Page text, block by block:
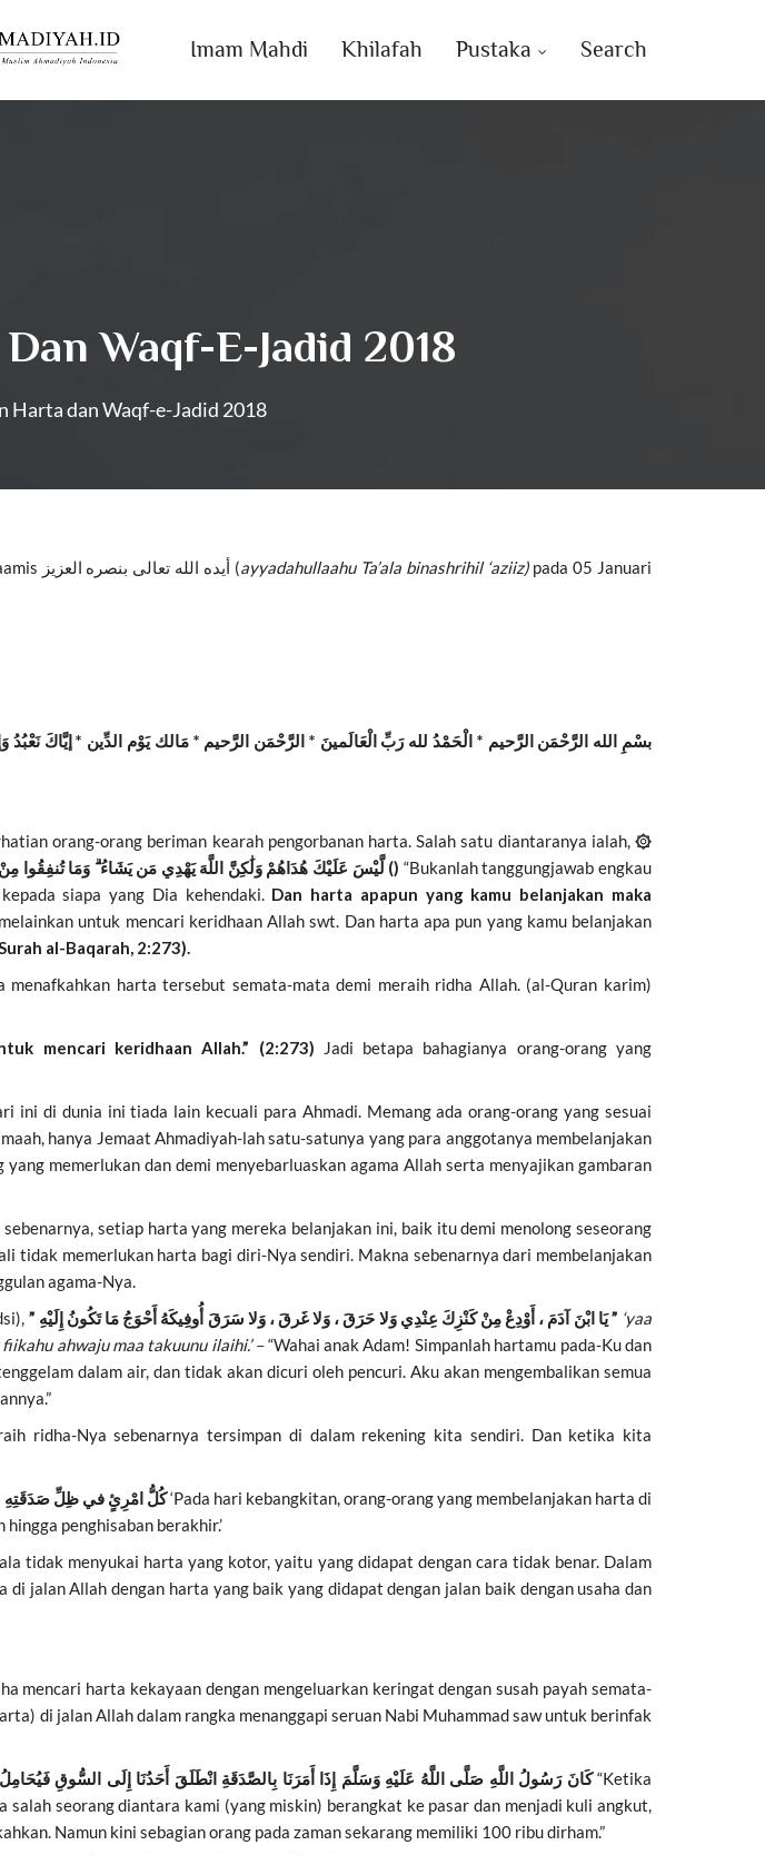
Imam Mahdi Khilafah Pustaka Search
Waqf-E-Jadid 2018
Harta dan Waqf-e-Jadid 2018
Sayyidina Amirul Mu’minin, Hadhrat Mirza Masroor Ahmad, Khalifatul Masih al-Khaamis أيده الله تعالى بنصره العزيز (ayyadahullaahu Ta’ala binashrihil ‘aziiz) pada 05 Januari
orang-orang beriman kearah pengorbanan harta. Salah satu diantaranya ialah, ۞
لَّيْسَ عَلَيْكَ هُدَاهُمْ وَلَٰكِنَّ اللَّهَ يَهْدِي مَن يَشَاءُ ۗ وَمَا تُنفِقُوا مِنْ خَيْرٍ فَلِأَنفُسِكُمْ ۚ وَمَا تُنفِقُونَ إِلَّا ابْتِغَاءَ وَجْهِ اللَّهِ ۚ وَمَا تُنفِقُوا مِنْ خَيْرٍ يُوَفَّ إِلَيْكُمْ وَأَنتُمْ لَا تُظْلَمُونَ () “Bukanlah tanggungjawab engkau
siapa yang Dia kehendaki. Dan harta apapun yang kamu belanjakan maka
untuk mencari keridhaan Allah swt. Dan harta apa pun yang kamu belanjakan
al-Baqarah, 2:273).
harta tersebut semata-mata demi meraih ridha Allah. (al-Quran karim)
mencari keridhaan Allah.” (2:273)
Jadi betapa bahagianya orang-orang yang
ini di dunia ini tiada lain kecuali para Ahmadi. Memang ada orang-orang yang sesuai
hanya Jemaat Ahmadiyah-lah satu-satunya yang para anggotanya membelanjakan
memerlukan dan demi menyebarluaskan agama Allah serta menyajikan gambaran
setiap harta yang mereka belanjakan ini, baik itu demi menolong seseorang
tidak memerlukan harta bagi diri-Nya sendiri. Makna sebenarnya dari membelanjakan
agama-Nya.
” يَا ابْنَ آدَمَ ، أَوْدِعْ مِنْ كَنْزِكَ عِنْدِي وَلا حَرَقَ ، وَلا غَرقَ ، وَلا سَرَقَ أُوفِيكَهُ أَحْوَجُ مَا تَكُونُ إِلَيْهِ ” ‘yaa
ahwaju maa takuunu ilaihi.’ –“Wahai anak Adam! Simpanlah hartamu pada-Ku dan
dalam air, dan tidak akan dicuri oleh pencuri. Aku akan mengembalikan semua
ridha-Nya sebenarnya tersimpan di dalam rekening kita sendiri. Dan ketika kita
كُلُّ امْرِئٍ في ظِلِّ صَدَقَتِهِ حَتَّى يُفْصَلَ بَيْنَ النَّاسِ‘Pada hari kebangkitan, orang-orang yang membelanjakan harta di
penghisaban berakhir.’
tidak menyukai harta yang kotor, yaitu yang didapat dengan cara tidak benar. Dalam
jalan Allah dengan harta yang baik yang didapat dengan jalan baik dengan usaha dan
mencari harta kekayaan dengan mengeluarkan keringat dengan susah payah semata-
di jalan Allah dalam rangka menanggapi seruan Nabi Muhammad saw untuk berinfak
كَانَ رَسُولُ اللَّهِ صَلَّى اللَّهُ عَلَيْهِ وَسَلَّمَ إِذَا أَمَرَنَا بِالصَّدَقَةِ انْطَلَقَ أَحَدُنَا إِلَى السُّوقِ“Ketika
seorang diantara kami (yang miskin) berangkat ke pasar dan menjadi kuli angkut,
Namun kini sebagian orang pada zaman sekarang memiliki 100 ribu dirham.”